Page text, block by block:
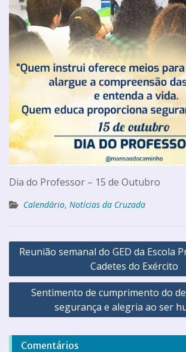
Dia do Professor – 15 de Outubro
Calendário, Notícias da Cruzada
Reunião semanal do GED da Escola
Cadetes do Exército
Sentimento de cumprimento do
segurança e alegria ao ser
Comentários